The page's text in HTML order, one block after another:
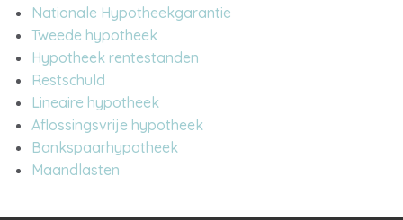
Nationale Hypotheekgarantie
Tweede hypotheek
Hypotheek rentestanden
Restschuld
Lineaire hypotheek
Aflossingsvrije hypotheek
Bankspaarhypotheek
Maandlasten